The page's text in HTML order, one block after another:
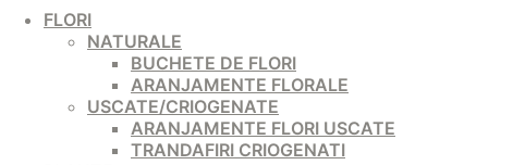
FLORI
NATURALE
BUCHETE DE FLORI
ARANJAMENTE FLORALE
USCATE/CRIOGENATE
ARANJAMENTE FLORI USCATE
TRANDAFIRI CRIOGENATI